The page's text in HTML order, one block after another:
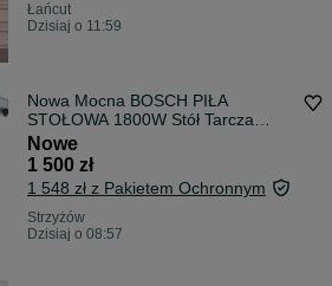
Łańcut
Dzisiaj o 11:59
Nowa Mocna BOSCH PIŁA
STOŁOWA 1800W Stół Tarcza
Krajzega Cyrkularka
Nowe
1 500 zł
1 548 zł z Pakietem Ochronnym
Strzyżów
Dzisiaj o 08:57